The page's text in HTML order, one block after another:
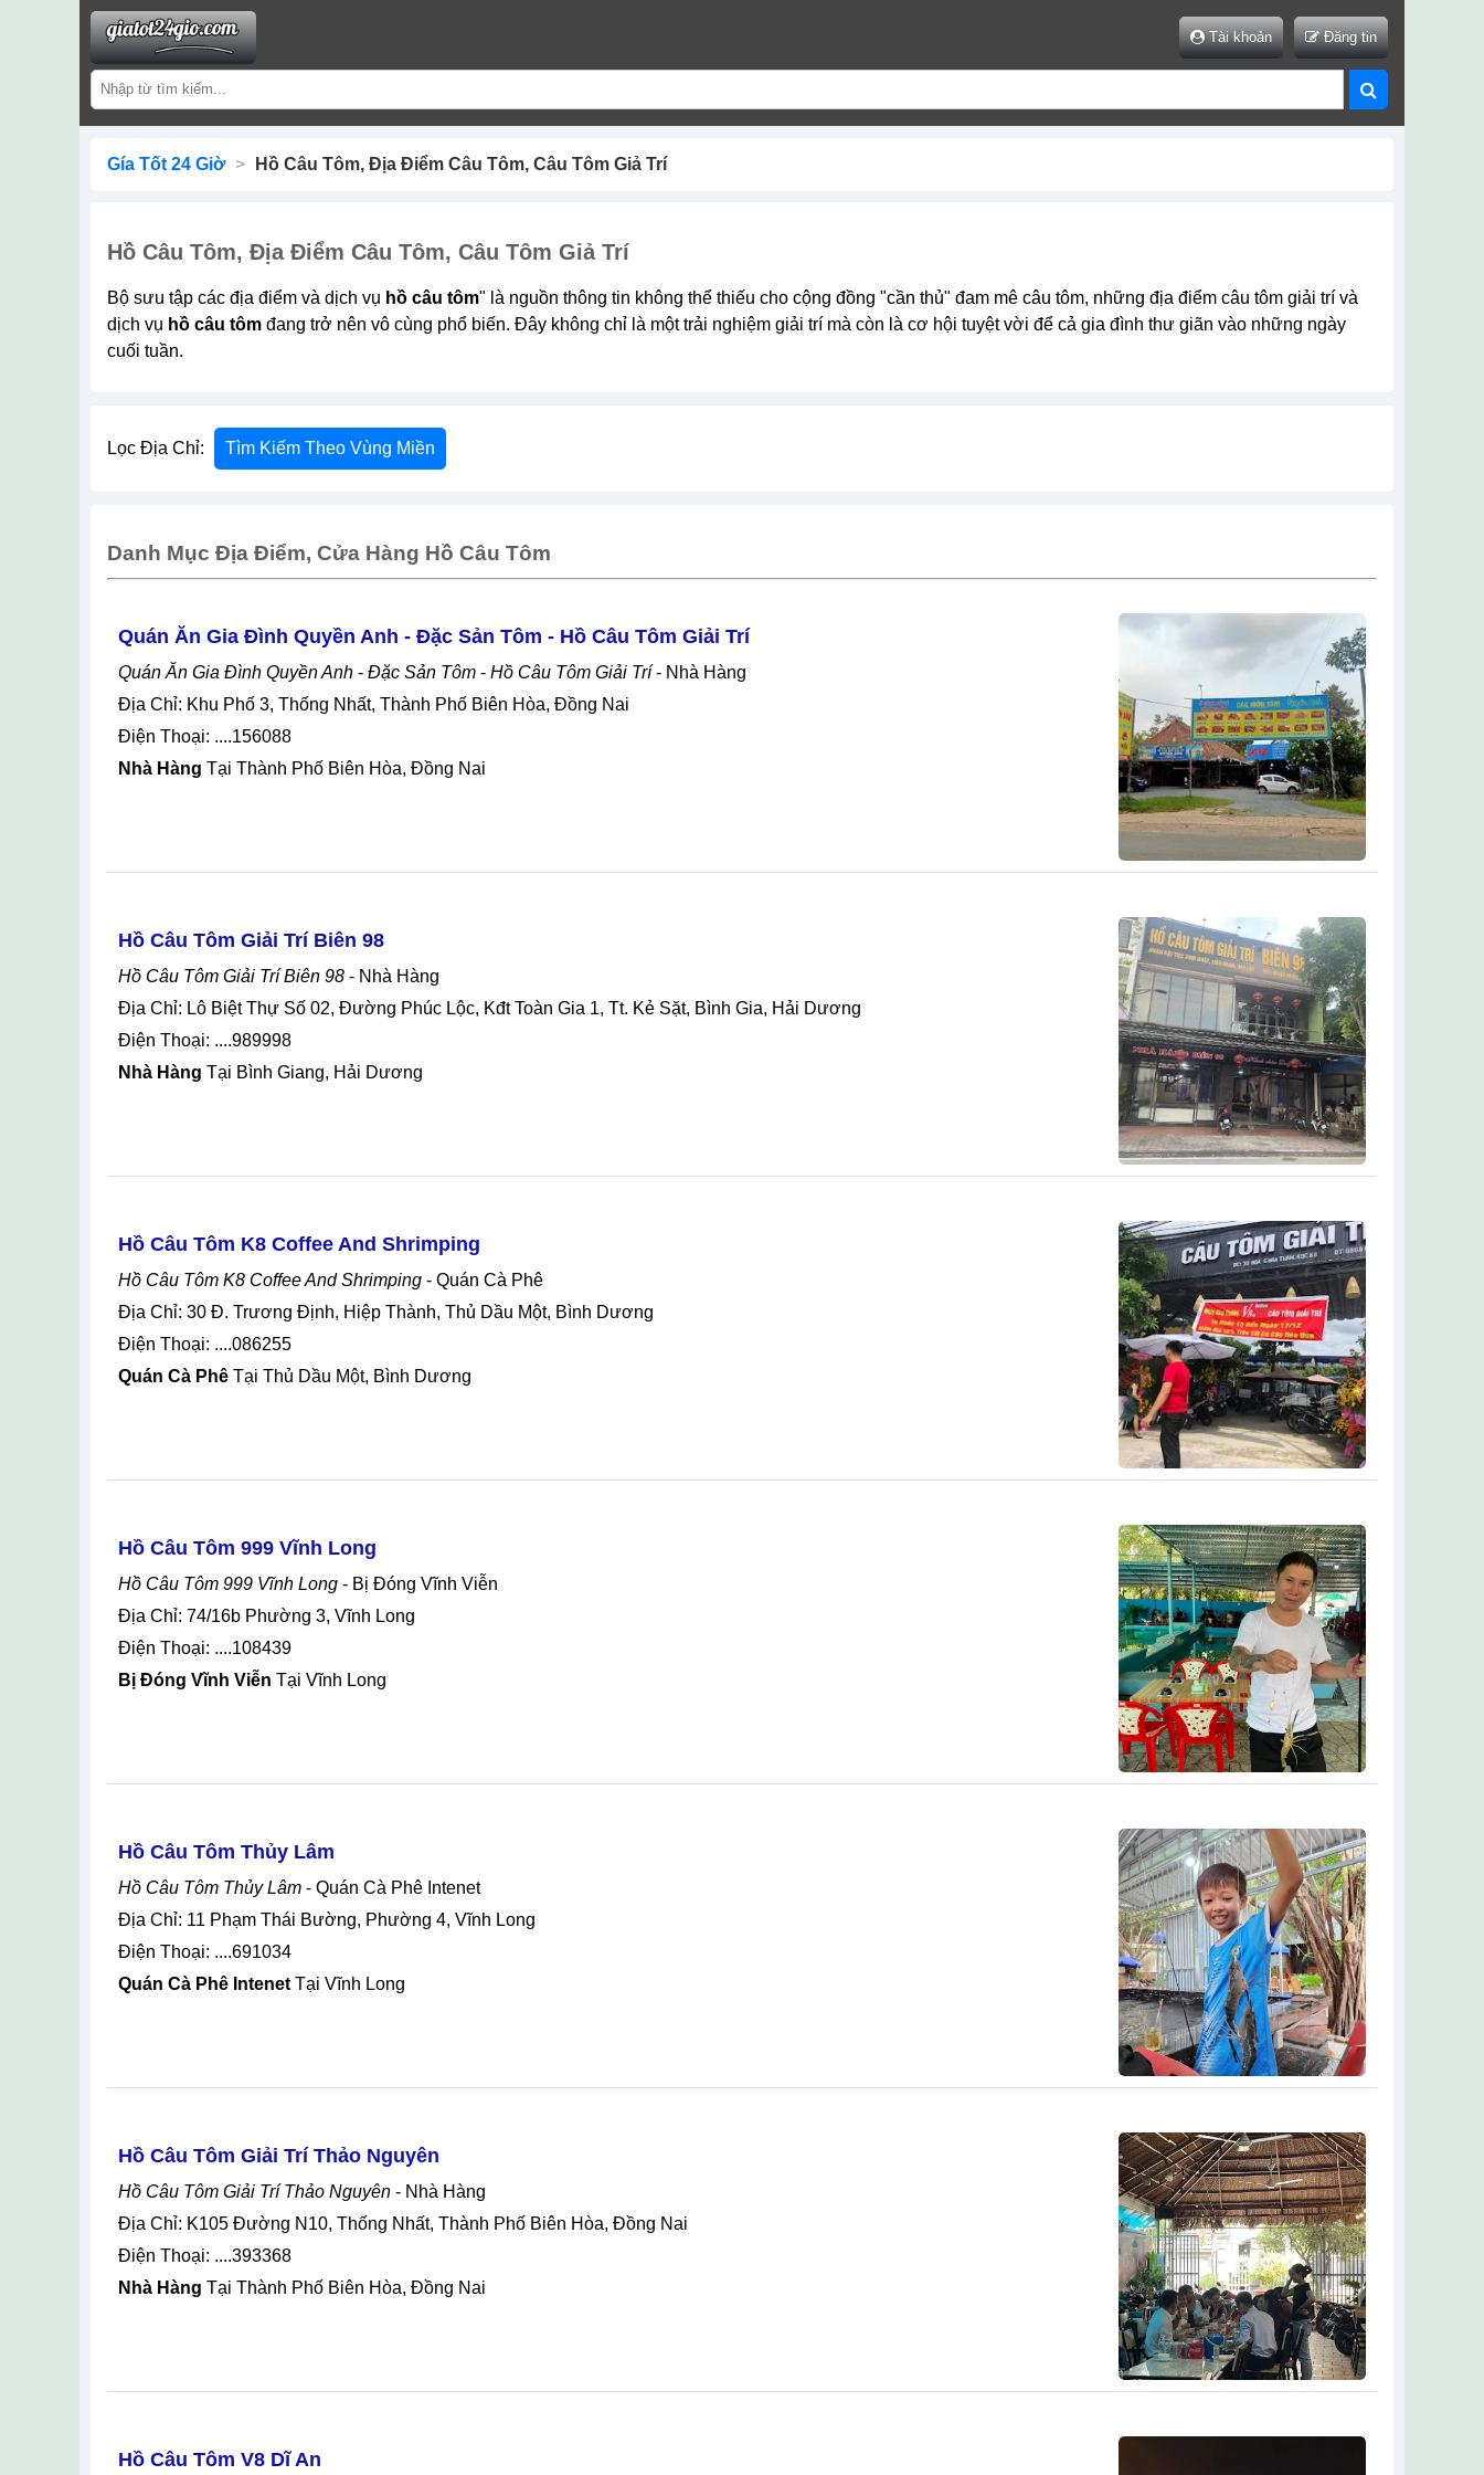
Tài khoản Đăng tin
Gía Tốt 24 Giờ > Hồ Câu Tôm, Địa Điểm Câu Tôm, Câu Tôm Giả Trí
Hồ Câu Tôm, Địa Điểm Câu Tôm, Câu Tôm Giả Trí
Bộ sưu tập các địa điểm và dịch vụ hồ câu tôm" là nguồn thông tin không thể thiếu cho cộng đồng "cần thủ" đam mê câu tôm, những địa điểm câu tôm giải trí và
dịch vụ hồ câu tôm đang trở nên vô cùng phổ biến. Đây không chỉ là một trải nghiệm giải trí mà còn là cơ hội tuyệt vời để cả gia đình thư giãn vào những ngày
cuối tuần.
Lọc Địa Chỉ: Tìm Kiếm Theo Vùng Miền
Danh Mục Địa Điểm, Cửa Hàng Hồ Câu Tôm
Quán Ăn Gia Đình Quyền Anh - Đặc Sản Tôm - Hồ Câu Tôm Giải Trí
Quán Ăn Gia Đình Quyền Anh - Đặc Sản Tôm - Hồ Câu Tôm Giải Trí- Nhà Hàng
Địa Chỉ: Khu Phố 3, Thống Nhất, Thành Phố Biên Hòa, Đồng Nai
Điện Thoại: ....156088
Nhà Hàng Tại Thành Phố Biên Hòa, Đồng Nai
Hồ Câu Tôm Giải Trí Biên 98
Hồ Câu Tôm Giải Trí Biên 98 - Nhà Hàng
Địa Chỉ: Lô Biệt Thự Số 02, Đường Phúc Lộc, Kđt Toàn Gia 1, Tt. Kẻ Sặt, Bình Gia, Hải Dương
Điện Thoại: ....989998
Nhà Hàng Tại Bình Giang, Hải Dương
Hồ Câu Tôm K8 Coffee And Shrimping
Hồ Câu Tôm K8 Coffee And Shrimping - Quán Cà Phê
Địa Chỉ: 30 Đ. Trương Định, Hiệp Thành, Thủ Dầu Một, Bình Dương
Điện Thoại: ....086255
Quán Cà Phê Tại Thủ Dầu Một, Bình Dương
Hồ Câu Tôm 999 Vĩnh Long
Hồ Câu Tôm 999 Vĩnh Long - Bị Đóng Vĩnh Viễn
Địa Chỉ: 74/16b Phường 3, Vĩnh Long
Điện Thoại: ....108439
Bị Đóng Vĩnh Viễn Tại Vĩnh Long
Hồ Câu Tôm Thủy Lâm
Hồ Câu Tôm Thủy Lâm - Quán Cà Phê Intenet
Địa Chỉ: 11 Phạm Thái Bường, Phường 4, Vĩnh Long
Điện Thoại: ....691034
Quán Cà Phê Intenet Tại Vĩnh Long
Hồ Câu Tôm Giải Trí Thảo Nguyên
Hồ Câu Tôm Giải Trí Thảo Nguyên - Nhà Hàng
Địa Chỉ: K105 Đường N10, Thống Nhất, Thành Phố Biên Hòa, Đồng Nai
Điện Thoại: ....393368
Nhà Hàng Tại Thành Phố Biên Hòa, Đồng Nai
Hồ Câu Tôm V8 Dĩ An